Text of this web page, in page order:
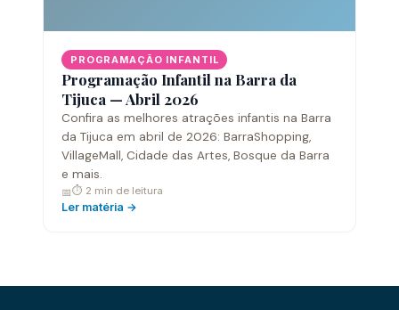
PROGRAMAÇÃO INFANTIL
Programação Infantil na Barra da
Tijuca — Abril 2026
Confira as melhores atrações infantis na Barra
da Tijuca em abril de 2026: BarraShopping,
VillageMall, Cidade das Artes, Bosque da Barra
e mais.
📅⏱ 2 min de leitura
Ler matéria →